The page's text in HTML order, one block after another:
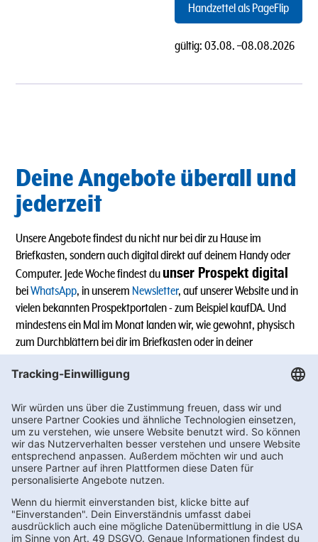
Handzettel als PageFlip
gültig: 03.08. –08.08.2026
Deine Angebote überall und
jederzeit
Unsere Angebote findest du nicht nur bei dir zu Hause im
Briefkasten, sondern auch digital direkt auf deinem Handy oder
Computer. Jede Woche findest du unser Prospekt digital
beiWhatsApp, in unserem Newsletter, auf unserer Website und in
vielen bekannten Prospektportalen - zum Beispiel kaufDA. Und
mindestens ein Mal im Monat landen wir, wie gewohnt, physisch
zum Durchblättern bei dir im Briefkasten oder in deiner
Lieblingsfiliale.
Alle Angebote sind ohne Gewähr, Änderungen und Schreibfehler
sind vorbehalten. Preisabweichungen in einzelnen Filialen sind
möglich.